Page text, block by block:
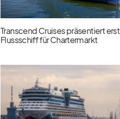
Transcend Cruises präsentiert
Flussschiff für Chartermarkt